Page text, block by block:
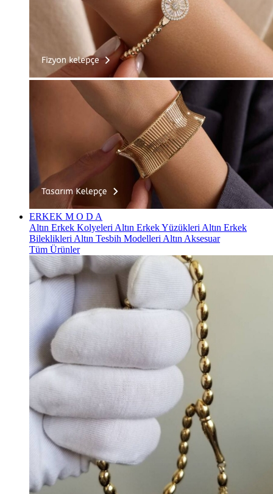
ERKEK M O D A
Altın Erkek Kolyeleri Altın Erkek Yüzükleri Altın Erkek
Bileklikleri Altın Tesbih Modelleri Altın Aksesuar
Tüm Ürünler